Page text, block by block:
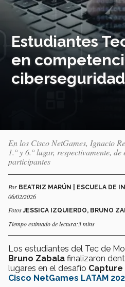
Estudiantes
en
En los Cisco NetGames, Ignacio
1.° y 6.° lugar, respectivamente,
participantes
Por BEATRIZ MARÚN | ESCUELA DE
06/02/2026
FotosJESSICA IZQUIERDO, BRUNO
Tiempo estimado de lectura:3 mins
Los estudiantes del Tec de
Bruno Zabala finalizaron
lugares en el desafío Capture
Cisco NetGames LATAM